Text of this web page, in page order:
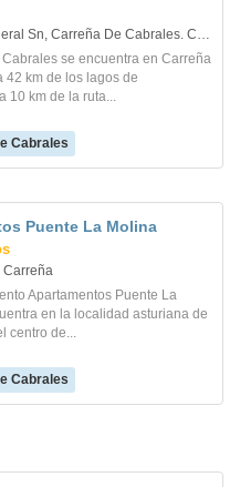
Carretera General Sn, Carreña De Cabrales. Carreña
se encuentra en Carreña
42 km de los lagos de
10 km de la ruta...
Cabrales
Puente La Molina
Carreña
Apartamentos Puente La
en la localidad asturiana de
centro de...
Cabrales